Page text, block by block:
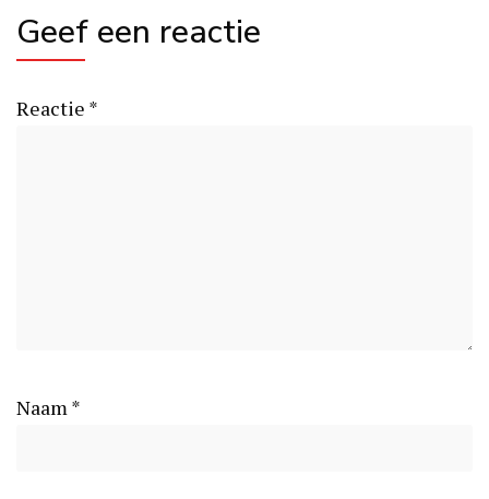
Geef een reactie
Reactie *
Naam*